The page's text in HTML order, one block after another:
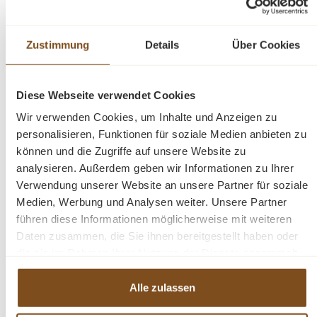
Zustimmung Details Über Cookies
Diese Webseite verwendet Cookies
Wir verwenden Cookies, um Inhalte und Anzeigen zu
personalisieren, Funktionen für soziale Medien anbieten zu
können und die Zugriffe auf unsere Website zu
analysieren. Außerdem geben wir Informationen zu Ihrer
Verwendung unserer Website an unsere Partner für soziale
Medien, Werbung und Analysen weiter. Unsere Partner
führen diese Informationen möglicherweise mit weiteren
Daten zusammen, die Sie ihnen bereitgestellt haben oder
haben.
Alle zulassen
warmen Charme. Das Antikwachs veredelt das Holz und
seidenmatten Glanz. Diese Kommode im angesagten
prägenden Eindruck hinterlässt und eine gute Figur
macht. Ob als Fernsehschrank, im Esszimmer für Ihr
Besteck und Geschirr oder als Anrichte in Ihrem
Schlafzimmer. Diese Kommode findet überall Ihren Platz.
Abmessungen: Höhe: 90 cm, Breite: 185 cm, Tiefe: 50
cm.